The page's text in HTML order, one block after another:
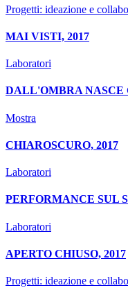
Progetti: ideazione e
MAI VISTI, 2017
Laboratori
DALL'OMBRA NASCE
Mostra
CHIAROSCURO, 2017
Laboratori
PERFORMANCE SUL
Laboratori
APERTO CHIUSO, 2017
Progetti: ideazione e